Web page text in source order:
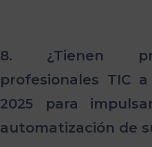
8. ¿Tienen
profesionales TIC
2025 para
automatización de